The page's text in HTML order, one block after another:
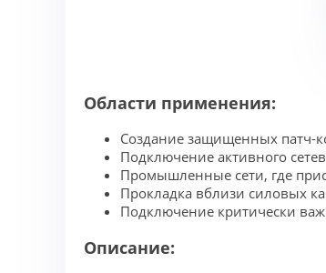
Области применения:
Создание защищенных патч-
Подключение активного
Промышленные сети, где
Прокладка вблизи силовых
Подключение критически
Описание: